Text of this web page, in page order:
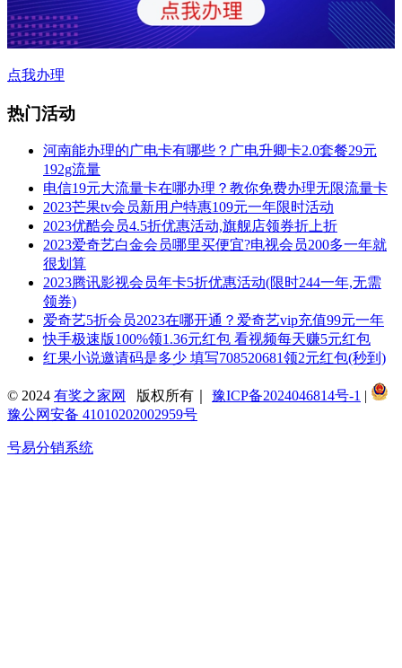
点我办理
热门活动
河南能办理的广电卡有哪些？广电升卿卡2.0套餐29元
192g流量
电信19元大流量卡在哪办理？教你免费办理无限流量卡
2023芒果tv会员新用户特惠109元一年限时活动
2023优酷会员4.5折优惠活动,旗舰店领券折上折
2023爱奇艺白金会员哪里买便宜?电视会员200多一年就
很划算
2023腾讯影视会员年卡5折优惠活动(限时244一年,无需
领券)
爱奇艺5折会员2023在哪开通？爱奇艺vip充值99元一年
快手极速版100%领1.36元红包 看视频每天赚5元红包
红果小说邀请码是多少 填写708520681领2元红包(秒到)
© 2024 有奖之家网 版权所有｜ 豫ICP备2024046814号-1 |
豫公网安备 41010202002959号
号易分销系统